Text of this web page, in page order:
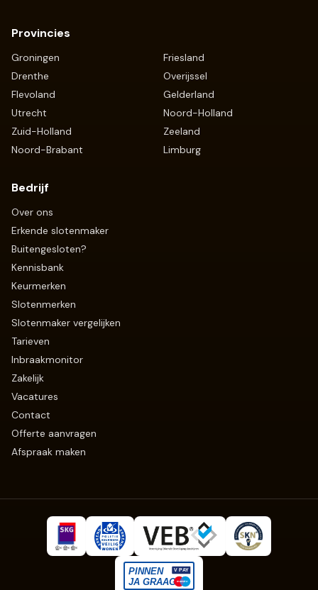
Provincies
Groningen
Friesland
Drenthe
Overijssel
Flevoland
Gelderland
Utrecht
Noord-Holland
Zuid-Holland
Zeeland
Noord-Brabant
Limburg
Bedrijf
Over ons
Erkende slotenmaker
Buitengesloten?
Kennisbank
Keurmerken
Slotenmerken
Slotenmaker vergelijken
Tarieven
Inbraakmonitor
Zakelijk
Vacatures
Contact
Offerte aanvragen
Afspraak maken